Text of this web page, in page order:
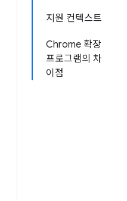
지원 컨텍스트
Chrome 확장
프로그램의 차
이점